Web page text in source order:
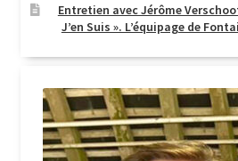
Entretien avec Jérôme
J’en Suis ». L’équipage de